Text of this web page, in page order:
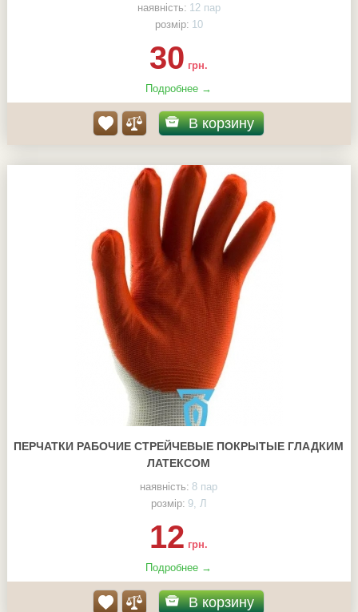
наявність: 12 пар
розмір: 10
30 грн.
Подробнее →
В корзину
ПЕРЧАТКИ РАБОЧИЕ СТРЕЙЧЕВЫЕ ПОКРЫТЫЕ ГЛАДКИМ
ЛАТЕКСОМ
наявність: 8 пар
розмір: 9, Л
12 грн.
Подробнее →
В корзину